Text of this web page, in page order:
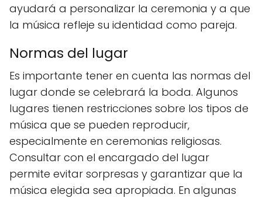
ayudará a personalizar la ceremonia y a que
la música refleje su identidad como pareja.
Normas del lugar
Es importante tener en cuenta las normas del
lugar donde se celebrará la boda. Algunos
lugares tienen restricciones sobre los tipos de
música que se pueden reproducir,
especialmente en ceremonias religiosas.
Consultar con el encargado del lugar
permite evitar sorpresas y garantizar que la
música elegida sea apropiada. En algunas